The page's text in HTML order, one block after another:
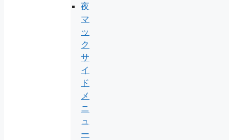
夜
マ
ッ
ク
サ
イ
ド
メ
ニ
ュ
ー